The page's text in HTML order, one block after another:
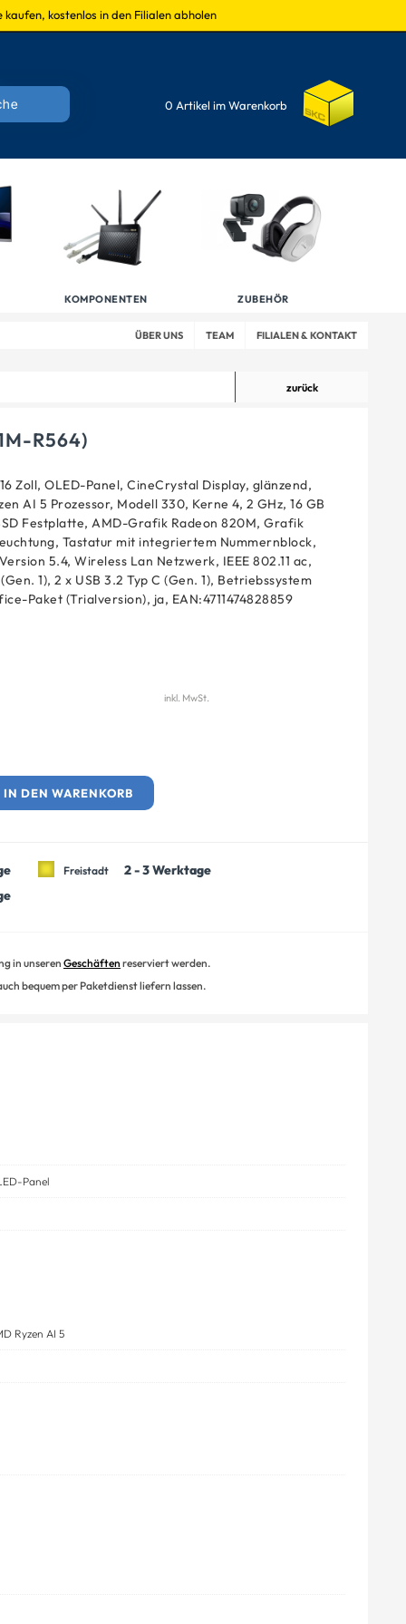
kaufen, kostenlos in den Filialen abholen
0 Artikel im Warenkorb
KOMPONENTEN ZUBEHÖR
ÜBER UNS TEAM FILIALEN & KONTAKT
zurück
R564)
Zoll, OLED-Panel, CineCrystal Display, glänzend,
AI 5 Prozessor, Modell 330, Kerne 4, 2 GHz, 16 GB
Festplatte, AMD-Grafik Radeon 820M, Grafik
Tastatur mit integriertem Nummernblock,
5.4, Wireless Lan Netzwerk, IEEE 802.11 ac,
1), 2 x USB 3.2 Typ C (Gen. 1), Betriebssystem
Paket (Trialversion), ja, EAN:4711474828859
inkl. MwSt.
IN DEN WARENKORB
in unseren Geschäften reserviert werden.
bequem per Paketdienst liefern lassen.
Freistadt
2 - 3 Werktage
Panel
Ryzen AI 5